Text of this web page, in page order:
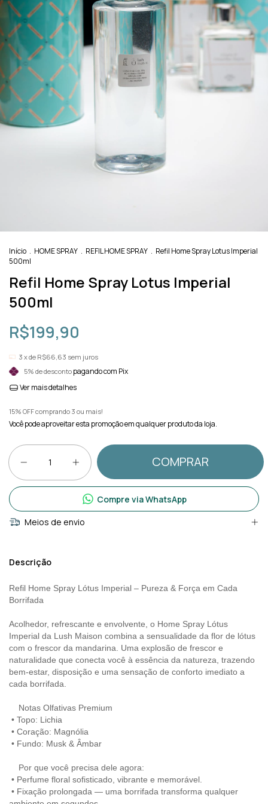
Início . HOME SPRAY . REFIL HOME SPRAY . Refil Home Spray Lotus Imperial
500ml
Refil Home Spray Lotus Imperial
500ml
R$199,90
3 x de R$66,63 sem juros
5% de desconto pagando com Pix
Ver mais detalhes
15% OFF comprando 3 ou mais!
Você pode aproveitar esta promoção em qualquer produto da loja.
Compre via WhatsApp
Meios de envio
Descrição
Refil Home Spray Lótus Imperial – Pureza & Força em Cada
Borrifada
Acolhedor, refrescante e envolvente, o Home Spray Lótus
Imperial da Lush Maison combina a sensualidade da flor de lótus
com o frescor da mandarina. Uma explosão de frescor e
naturalidade que conecta você à essência da natureza, trazendo
bem-estar, disposição e uma sensação de conforto imediato a
cada borrifada.
Notas Olfativas Premium
• Topo: Lichia
• Coração: Magnólia
• Fundo: Musk & Âmbar
Por que você precisa dele agora:
• Perfume floral sofisticado, vibrante e memorável.
• Fixação prolongada — uma borrifada transforma qualquer